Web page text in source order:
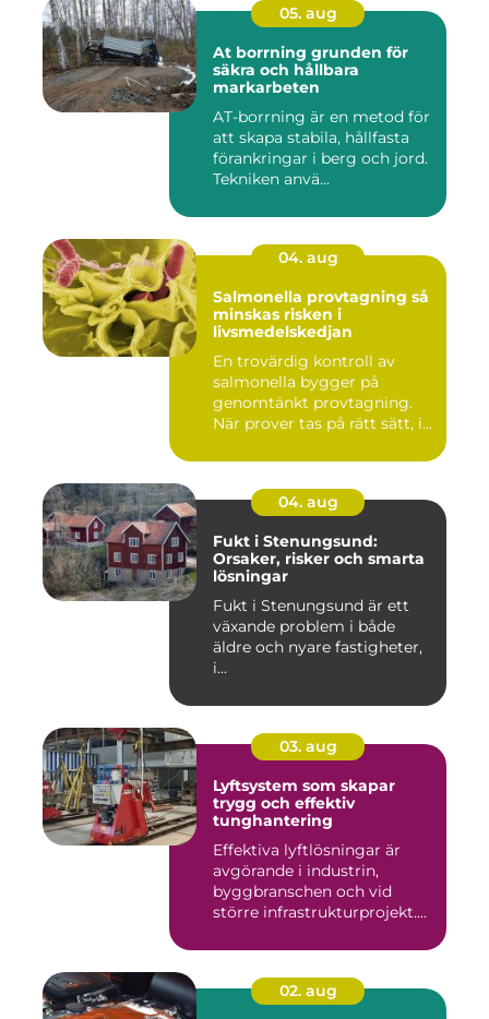
05. aug
At borrning grunden för
säkra och hållbara
markarbeten
AT-borrning är en metod för
att skapa stabila, hållfasta
förankringar i berg och jord.
Tekniken anvä...
04. aug
Salmonella provtagning så
minskas risken i
livsmedelskedjan
En trovärdig kontroll av
salmonella bygger på
genomtänkt provtagning.
När prover tas på rätt sätt, i...
04. aug
Fukt i Stenungsund:
Orsaker, risker och smarta
lösningar
Fukt i Stenungsund är ett
växande problem i både
äldre och nyare fastigheter,
i...
03. aug
Lyftsystem som skapar
trygg och effektiv
tunghantering
Effektiva lyftlösningar är
avgörande i industrin,
byggbranschen och vid
större infrastrukturprojekt....
02. aug